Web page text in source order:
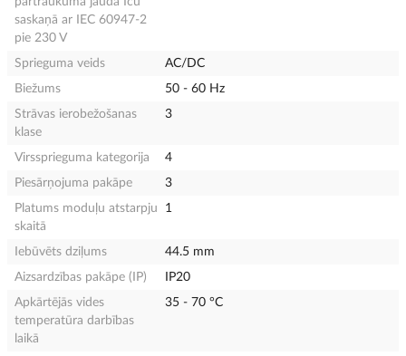
saskaņā ar IEC 60947-2
pie 230 V
Sprieguma veids
AC/DC
Biežums
50 - 60 Hz
Strāvas ierobežošanas
klase
3
Virssprieguma kategorija
4
Piesārņojuma pakāpe
3
Platums moduļu atstarpju
skaitā
1
Iebūvēts dziļums
44.5 mm
Aizsardzības pakāpe (IP)
IP20
Apkārtējās vides
temperatūra darbības
laikā
35 - 70 °C